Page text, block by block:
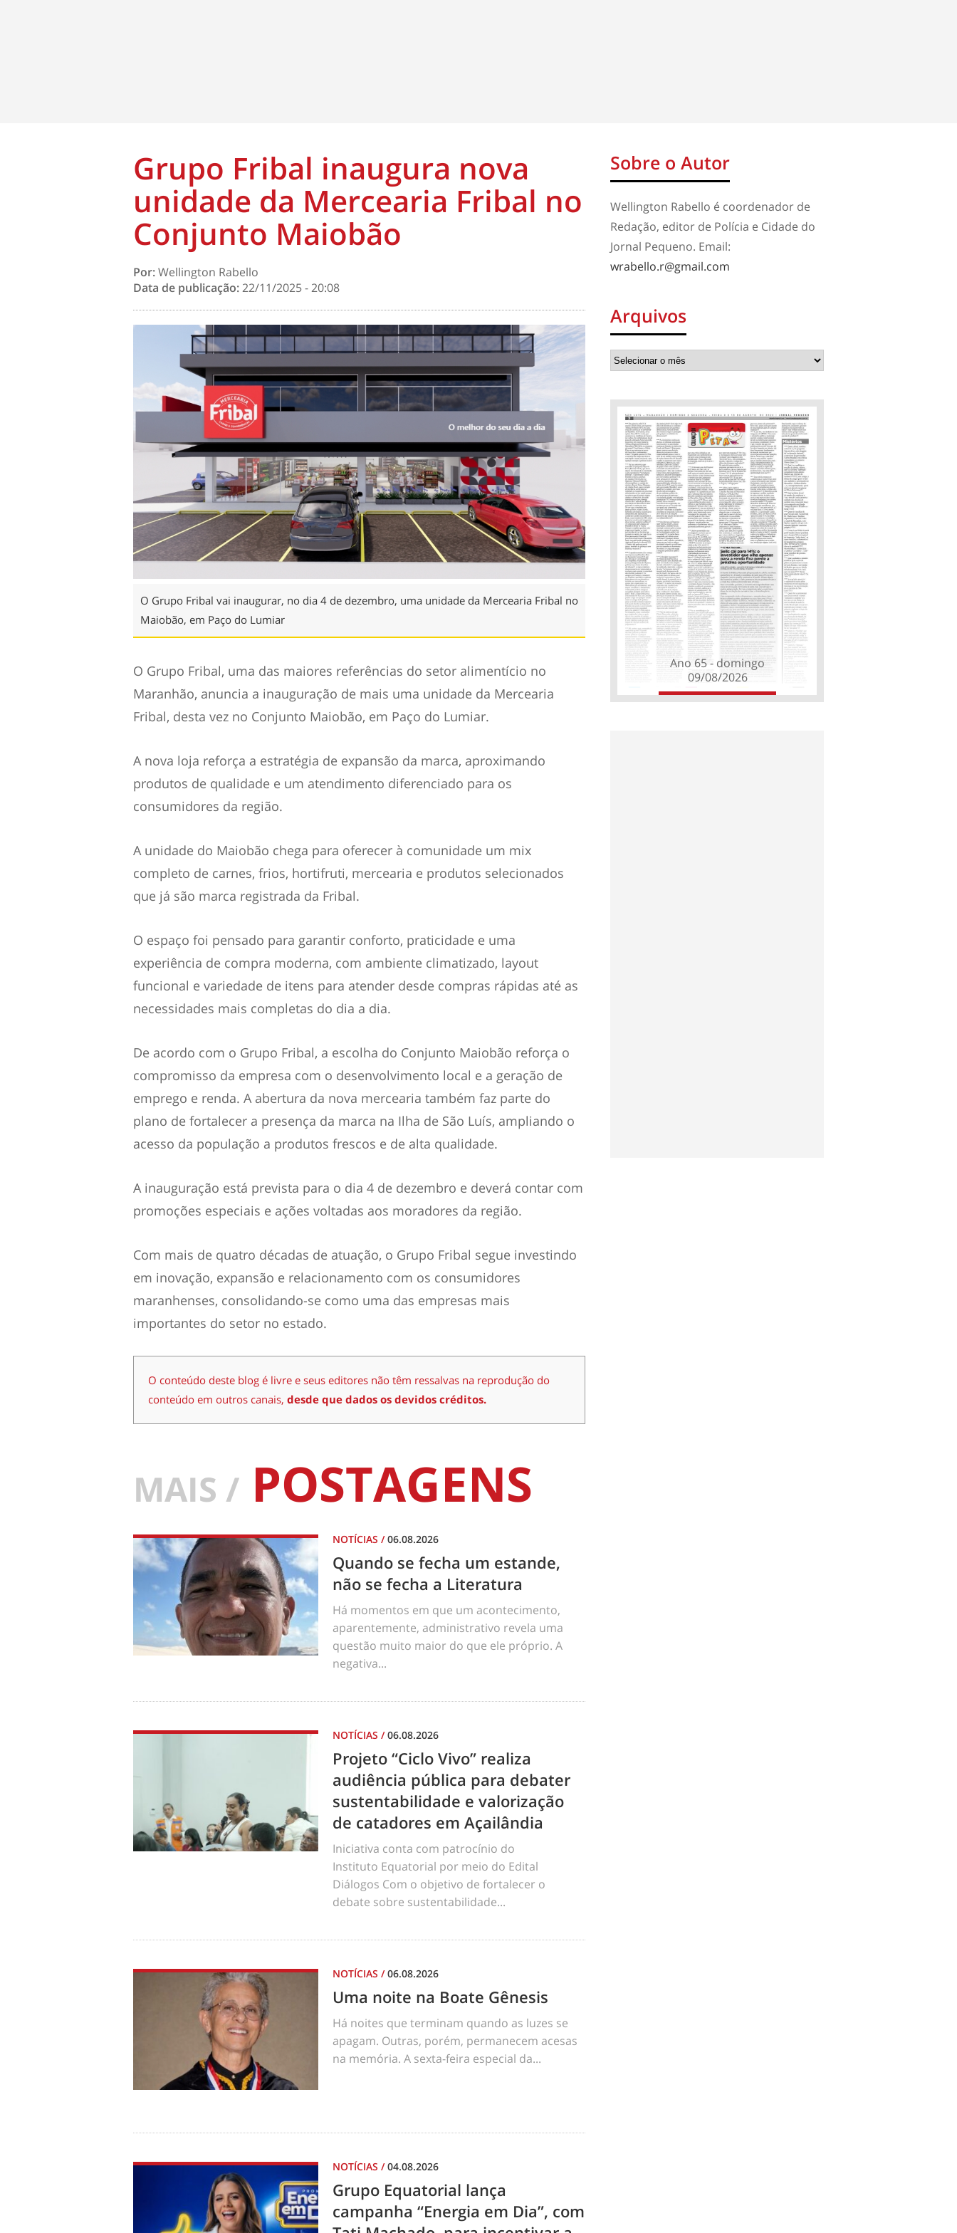
Grupo Fribal inaugura nova
unidade da Mercearia Fribal no
Conjunto Maiobão
Por:Wellington Rabello
Data de publicação:22/11/2025 - 20:08
O Grupo Fribal vai inaugurar, no dia 4 de dezembro, uma unidade da Mercearia Fribal no
Maiobão, em Paço do Lumiar
O Grupo Fribal, uma das maiores referências do setor alimentício no
Maranhão, anuncia a inauguração de mais uma unidade da Mercearia
Fribal, desta vez no Conjunto Maiobão, em Paço do Lumiar.
A nova loja reforça a estratégia de expansão da marca, aproximando
produtos de qualidade e um atendimento diferenciado para os
consumidores da região.
A unidade do Maiobão chega para oferecer à comunidade um mix
completo de carnes, frios, hortifruti, mercearia e produtos selecionados
que já são marca registrada da Fribal.
O espaço foi pensado para garantir conforto, praticidade e uma
experiência de compra moderna, com ambiente climatizado, layout
funcional e variedade de itens para atender desde compras rápidas até as
necessidades mais completas do dia a dia.
De acordo com o Grupo Fribal, a escolha do Conjunto Maiobão reforça o
compromisso da empresa com o desenvolvimento local e a geração de
emprego e renda. A abertura da nova mercearia também faz parte do
plano de fortalecer a presença da marca na Ilha de São Luís, ampliando o
acesso da população a produtos frescos e de alta qualidade.
A inauguração está prevista para o dia 4 de dezembro e deverá contar com
promoções especiais e ações voltadas aos moradores da região.
Com mais de quatro décadas de atuação, o Grupo Fribal segue investindo
em inovação, expansão e relacionamento com os consumidores
maranhenses, consolidando-se como uma das empresas mais
importantes do setor no estado.
O conteúdo deste blog é livre e seus editores não têm ressalvas na reprodução do
conteúdo em outros canais, desde que dados os devidos créditos.
MAIS / POSTAGENS
NOTÍCIAS /06.08.2026
Quando se fecha um estande,
não se fecha a Literatura
Há momentos em que um acontecimento,
aparentemente, administrativo revela uma
questão muito maior do que ele próprio. A
negativa...
NOTÍCIAS /06.08.2026
Projeto “Ciclo Vivo” realiza
audiência pública para debater
sustentabilidade e valorização
de catadores em Açailândia
Iniciativa conta com patrocínio do
Instituto Equatorial por meio do Edital
Diálogos Com o objetivo de fortalecer o
debate sobre sustentabilidade...
NOTÍCIAS /06.08.2026
Uma noite na Boate Gênesis
Há noites que terminam quando as luzes se
apagam. Outras, porém, permanecem acesas
na memória. A sexta-feira especial da...
NOTÍCIAS /04.08.2026
Grupo Equatorial lança
campanha “Energia em Dia”, com
Sobre o Autor
Wellington Rabello é coordenador de
Redação, editor de Polícia e Cidade do
Jornal Pequeno. Email:
wrabello.r@gmail.com
Arquivos
Ano 65 - domingo
09/08/2026